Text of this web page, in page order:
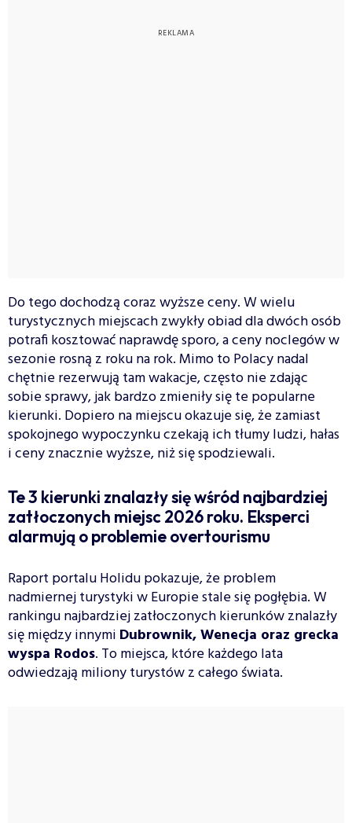
Do tego dochodzą coraz wyższe ceny. W wielu
turystycznych miejscach zwykły obiad dla dwóch osób
potrafi kosztować naprawdę sporo, a ceny noclegów w
sezonie rosną z roku na rok. Mimo to Polacy nadal
chętnie rezerwują tam wakacje, często nie zdając
sobie sprawy, jak bardzo zmieniły się te popularne
kierunki. Dopiero na miejscu okazuje się, że zamiast
spokojnego wypoczynku czekają ich tłumy ludzi, hałas
i ceny znacznie wyższe, niż się spodziewali.
Te 3 kierunki znalazły się wśród najbardziej
zatłoczonych miejsc 2026 roku. Eksperci
alarmują o problemie overtourismu
Raport portalu Holidu pokazuje, że problem
nadmiernej turystyki w Europie stale się pogłębia. W
rankingu najbardziej zatłoczonych kierunków znalazły
się między innymi Dubrownik, Wenecja oraz grecka
wyspa Rodos. To miejsca, które każdego lata
odwiedzają miliony turystów z całego świata.